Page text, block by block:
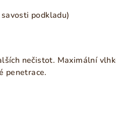
podkladu)
nečistot. Maximální
penetrace.